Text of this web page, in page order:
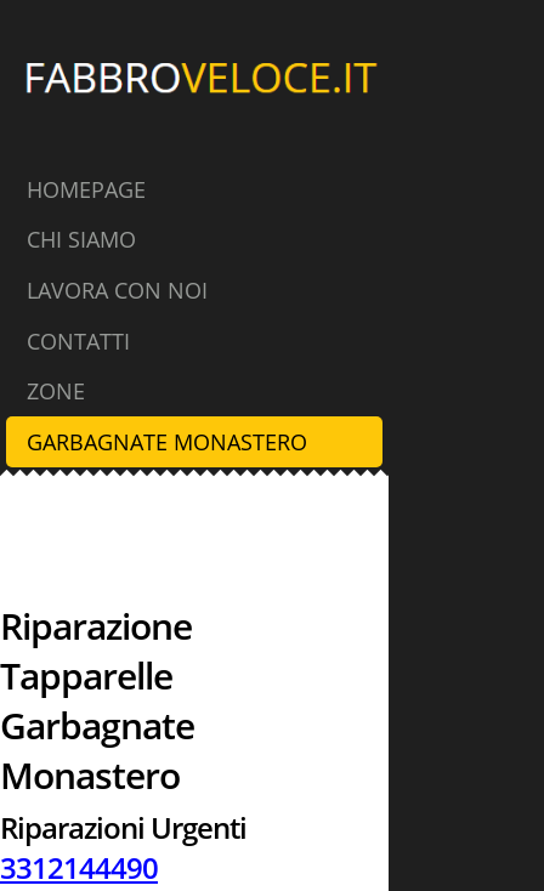
HOMEPAGE
CHI SIAMO
LAVORA CON NOI
CONTATTI
ZONE
GARBAGNATE MONASTERO
Riparazione
Tapparelle
Garbagnate
Monastero
Riparazioni Urgenti
3312144490